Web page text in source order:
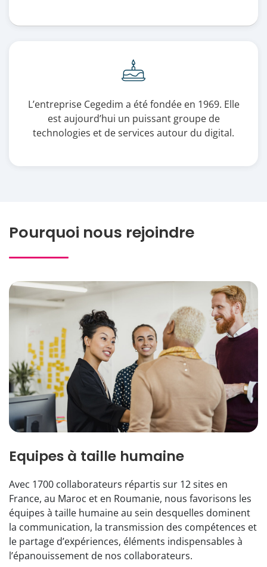
L’entreprise Cegedim a été fondée en 1969. Elle
est aujourd’hui un puissant groupe de
technologies et de services autour du digital.
Pourquoi nous rejoindre
Equipes à taille humaine
Avec 1700 collaborateurs répartis sur 12 sites en
France, au Maroc et en Roumanie, nous favorisons les
équipes à taille humaine au sein desquelles dominent
la communication, la transmission des compétences et
le partage d’expériences, éléments indispensables à
l’épanouissement de nos collaborateurs.